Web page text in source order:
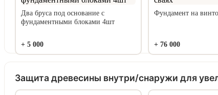
Два бруса под основание с
фундаментными блоками 4шт
+ 5 000
Фундамент на
+ 76 000
Защита древесины внутри/снаружи для